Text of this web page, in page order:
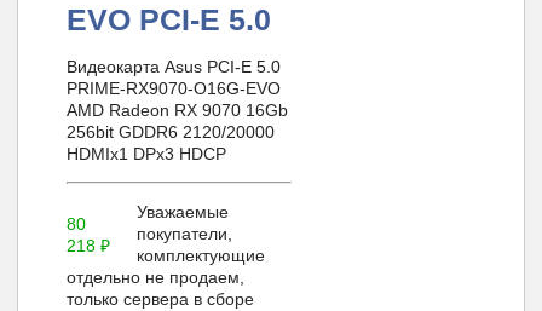
EVO PCI-E 5.0
Видеокарта Asus PCI-E 5.0
PRIME-RX9070-O16G-EVO
AMD Radeon RX 9070 16Gb
256bit GDDR6 2120/20000
HDMIx1 DPx3 HDCP
80
218₽
Уважаемые
покупатели,
комплектующие
отдельно не продаем,
только сервера в сборе